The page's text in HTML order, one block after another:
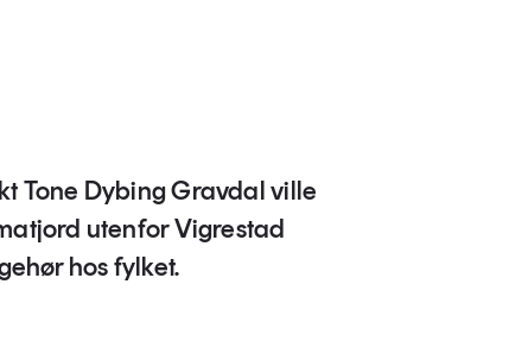
Tone Dybing Gravdal ville
utenfor Vigrestad
hos fylket.